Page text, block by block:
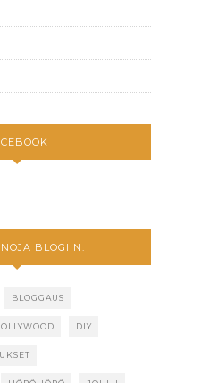
BLOGIIN:
BLOGGAUS
DIY